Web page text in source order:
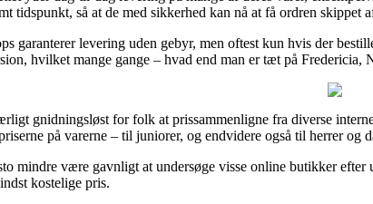
tidspunkt, så at de med sikkerhed kan nå at få ordren skippet
garanterer levering uden gebyr, men oftest kun hvis der
hvilket mange gange – hvad end man er tæt på
gnidningsløst for folk at prissammenligne fra diverse
på varerne – til juniorer, og endvidere også til herrer
mindre være gavnligt at undersøge visse online butikker
kostelige pris.